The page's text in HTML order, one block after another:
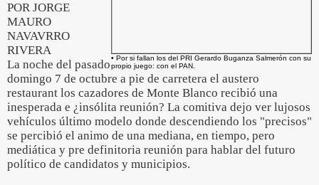
• Por si fallan los del PRI Gerardo Buganza Salmerón con su
propio juego: con el PAN.
POR JORGE
MAURO
NAVAVRRO
RIVERA
La noche del pasado
domingo 7 de octubre a pie de carretera el austero
restaurant los cazadores de Monte Blanco recibió una
inesperada e ¿insólita reunión? La comitiva dejo ver lujosos
vehículos último modelo donde descendiendo los "precisos"
se percibió el animo de una mediana, en tiempo, pero
mediática y pre definitoria reunión para hablar del futuro
político de candidatos y municipios.